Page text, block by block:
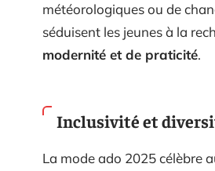
météorologiques ou de
séduisent les jeunes à la
modernité et de praticité.
Inclusivité et
La mode ado 2025 célèbre